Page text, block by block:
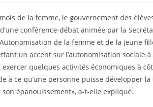
de la femme, le gouvernement des
conférence-débat animée par la
de la femme et de la jeune
un accent sur l’autonomisation sociale
quelques activités économiques à
à ce qu’une personne puisse développer
épanouissement», a-t-elle expliqué.